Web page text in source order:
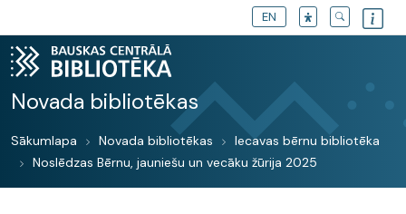
EN
Novada bibliotēkas
Sākumlapa Novada bibliotēkas
Iecavas bērnu bibliotēka
Noslēdzas Bērnu, jauniešu un vecāku žūrija 2025